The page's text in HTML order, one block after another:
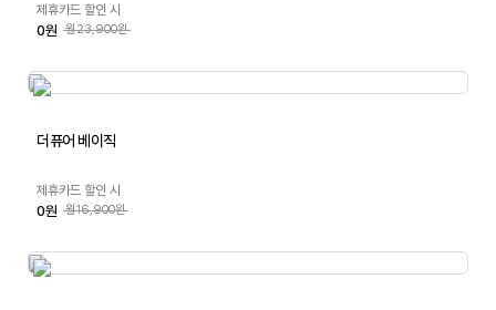
제휴카드 할인 시
0원 월23,900원
더퓨어 베이직
제휴카드 할인 시
0원 월16,900원